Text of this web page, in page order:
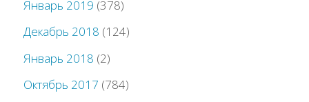
Январь 2019 (378)
Декабрь 2018 (124)
Январь 2018 (2)
Октябрь 2017 (784)